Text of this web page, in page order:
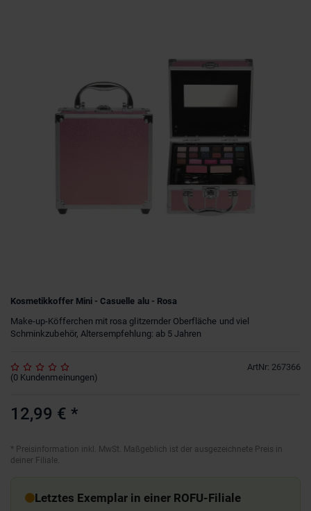
Kosmetikkoffer Mini - Casuelle alu - Rosa
Make-up-Köfferchen mit rosa glitzernder Oberfläche und viel
Schminkzubehör, Altersempfehlung: ab 5 Jahren
ArtNr: 267366
(0 Kundenmeinungen)
12,99 € *
* Preisinformation inkl. MwSt. Maßgeblich ist der ausgezeichnete Preis in
deiner Filiale.
Letztes Exemplar in einer ROFU-Filiale